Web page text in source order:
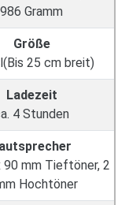
986 Gramm
Größe
25 cm breit)
Ladezeit
4 Stunden
90 mm Tieftöner, 2
Hochtöner